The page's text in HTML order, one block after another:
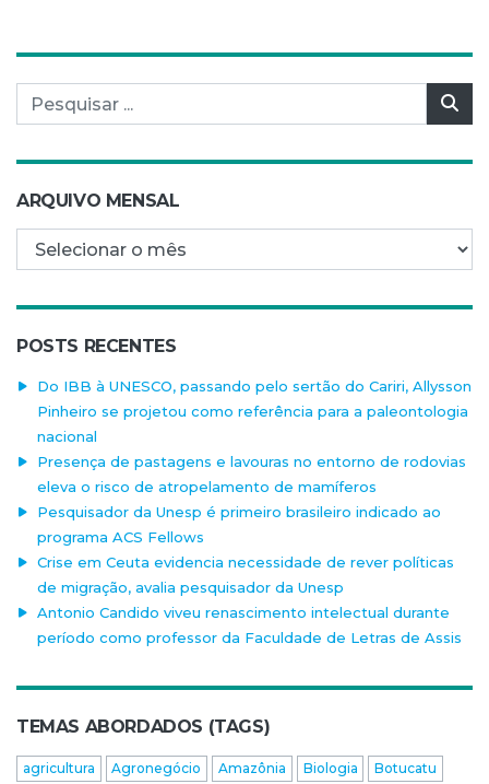
Pesquisar por:
ARQUIVO MENSAL
Arquivo mensal
POSTS RECENTES
Do IBB à UNESCO, passando pelo sertão do Cariri, Allysson
Pinheiro se projetou como referência para a paleontologia
nacional
Presença de pastagens e lavouras no entorno de rodovias
eleva o risco de atropelamento de mamíferos
Pesquisador da Unesp é primeiro brasileiro indicado ao
programa ACS Fellows
Crise em Ceuta evidencia necessidade de rever políticas
de migração, avalia pesquisador da Unesp
Antonio Candido viveu renascimento intelectual durante
período como professor da Faculdade de Letras de Assis
TEMAS ABORDADOS (TAGS)
agricultura Agronegócio Amazônia Biologia
Botucatu